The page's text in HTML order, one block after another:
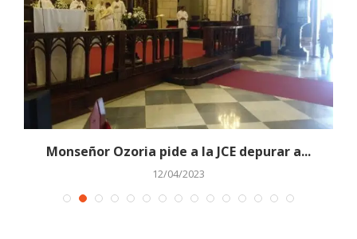
Monseñor Ozoria pide a la JCE depurar a...
12/04/2023